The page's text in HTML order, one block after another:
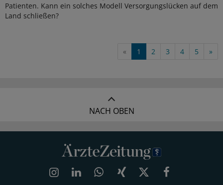
Patienten. Kann ein solches Modell Versorgungslücken auf dem
Land schließen?
« 1 2 3 4 5 »
NACH OBEN